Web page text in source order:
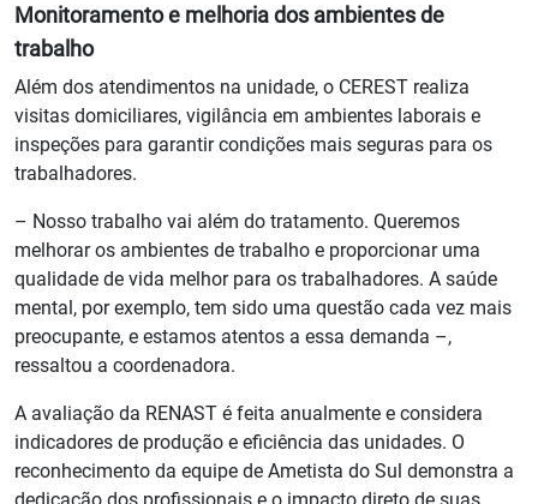
Monitoramento e melhoria dos ambientes de
trabalho
Além dos atendimentos na unidade, o CEREST realiza
visitas domiciliares, vigilância em ambientes laborais e
inspeções para garantir condições mais seguras para os
trabalhadores.
– Nosso trabalho vai além do tratamento. Queremos
melhorar os ambientes de trabalho e proporcionar uma
qualidade de vida melhor para os trabalhadores. A saúde
mental, por exemplo, tem sido uma questão cada vez mais
preocupante, e estamos atentos a essa demanda –,
ressaltou a coordenadora.
A avaliação da RENAST é feita anualmente e considera
indicadores de produção e eficiência das unidades. O
reconhecimento da equipe de Ametista do Sul demonstra a
dedicação dos profissionais e o impacto direto de suas